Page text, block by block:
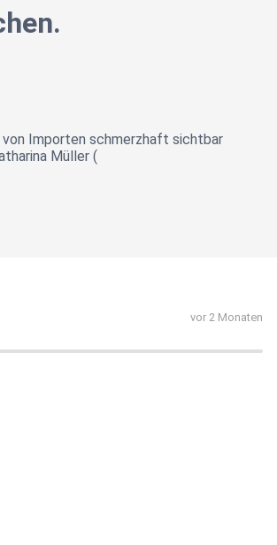
Importen schmerzhaft sichtbar
Müller (
vor 2 Monaten